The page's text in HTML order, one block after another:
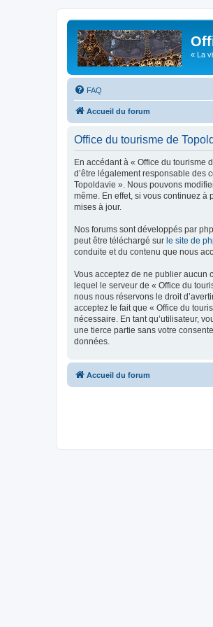
« La
FAQ
Accueil du forum
Office du tourisme de
En accédant à « Office du tourisme
d’être légalement responsable des
Topoldavie ». Nous pouvons
même. En effet, si vous continuez à
mises à jour.
Nos forums sont développés par
peut être téléchargé sur le site de
conduite et du contenu que nous
Vous acceptez de ne publier aucun
lequel le serveur de « Office du
nous nous réservons le droit
acceptez le fait que « Office du
nécessaire. En tant qu’utilisateur,
une tierce partie sans votre
données.
Accueil du forum